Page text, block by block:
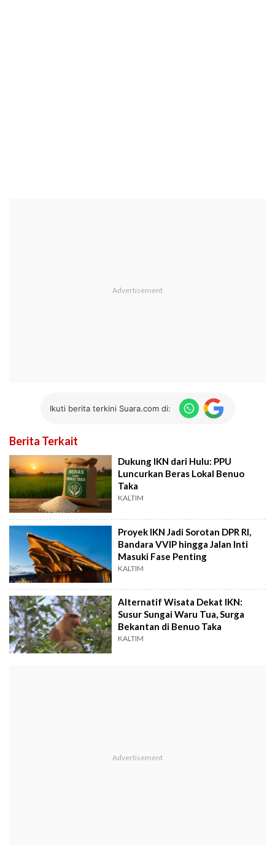
Ikuti berita terkini Suara.com di:
Berita Terkait
Dukung IKN dari Hulu: PPU
Luncurkan Beras Lokal Benuo
Taka
KALTIM
Proyek IKN Jadi Sorotan DPR RI,
Bandara VVIP hingga Jalan Inti
Masuki Fase Penting
KALTIM
Alternatif Wisata Dekat IKN:
Susur Sungai Waru Tua, Surga
Bekantan di Benuo Taka
KALTIM